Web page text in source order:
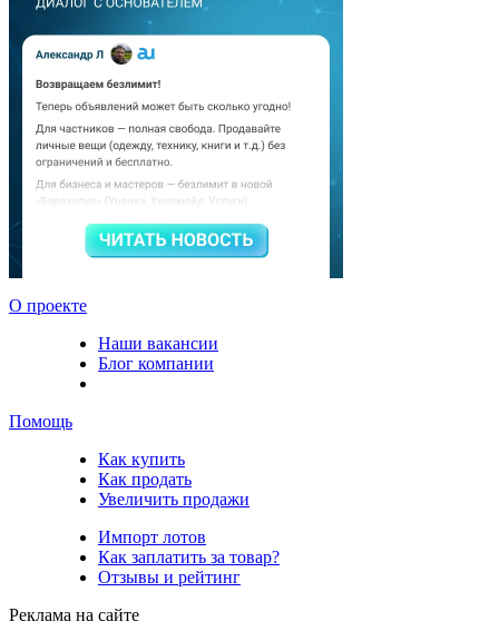
О проекте
Наши вакансии
Блог компании
Помощь
Как купить
Как продать
Увеличить продажи
Импорт лотов
Как заплатить за товар?
Отзывы и рейтинг
Реклама на сайте